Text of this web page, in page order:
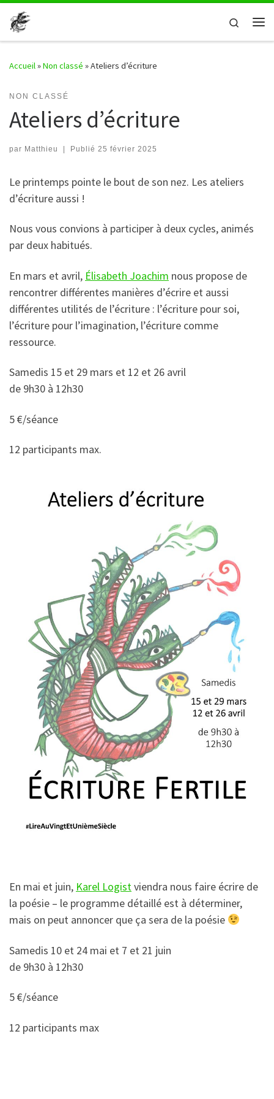
Passer au contenu
Search
Accueil»Non classé »Ateliers d’écriture
NON CLASSÉ
Ateliers d’écriture
par Matthieu | Publié 25 février 2025
Le printemps pointe le bout de son nez. Les ateliers
d’écriture aussi !
Nous vous convions à participer à deux cycles, animés
par deux habitués.
En mars et avril, Élisabeth Joachim nous propose de
rencontrer différentes manières d’écrire et aussi
différentes utilités de l’écriture : l’écriture pour soi,
l’écriture pour l’imagination, l’écriture comme
ressource.
Samedis 15 et 29 mars et 12 et 26 avril
de 9h30 à 12h30
5 €/séance
12 participants max.
En mai et juin, Karel Logistviendra nous faire écrire de
la poésie – le programme détaillé est à déterminer,
mais on peut annoncer que ça sera de la poésie
Samedis 10 et 24 mai et 7 et 21 juin
de 9h30 à 12h30
5 €/séance
12 participants max